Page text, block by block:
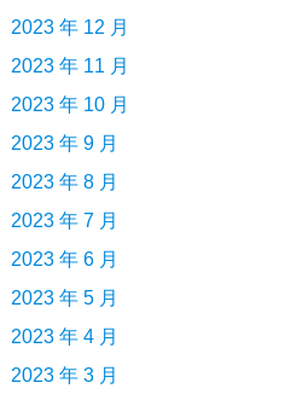
2023 年 12 月
2023 年 11 月
2023 年 10 月
2023 年 9 月
2023 年 8 月
2023 年 7 月
2023 年 6 月
2023 年 5 月
2023 年 4 月
2023 年 3 月